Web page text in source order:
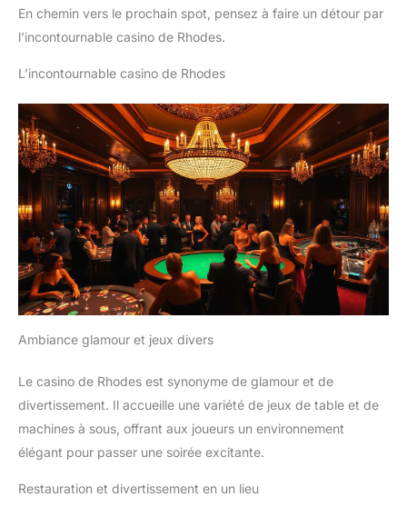
En chemin vers le prochain spot, pensez à faire un détour par
l’incontournable casino de Rhodes.
L’incontournable casino de Rhodes
Ambiance glamour et jeux divers
Le casino de Rhodes est synonyme de glamour et de
divertissement. Il accueille une variété de jeux de table et de
machines à sous, offrant aux joueurs un environnement
élégant pour passer une soirée excitante.
Restauration et divertissement en un lieu